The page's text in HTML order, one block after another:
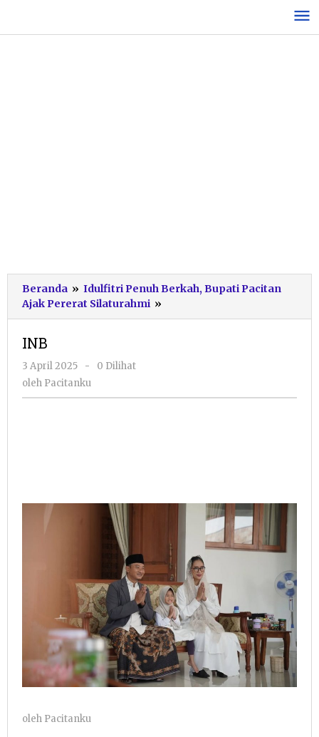
konten
Beranda » Idulfitri Penuh Berkah, Bupati Pacitan
Ajak Pererat Silaturahmi »
INB
3 April 2025
oleh
Pacitanku
-
0 Dilihat
oleh Pacitanku
oleh Pacitanku